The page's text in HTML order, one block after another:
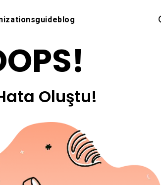
guideblog
Oluştu!